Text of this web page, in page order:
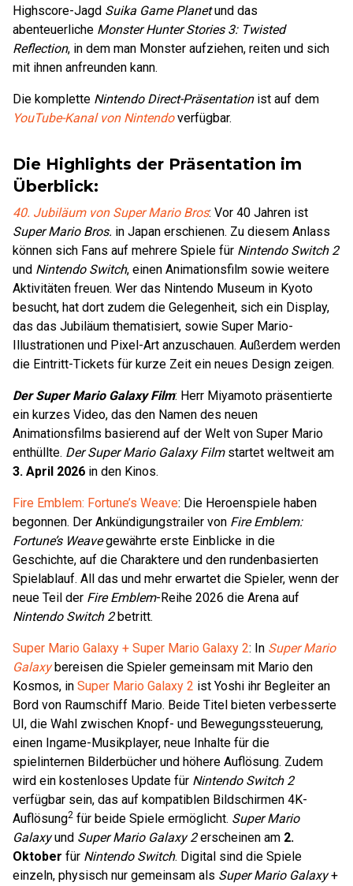
Highscore-Jagd Suika Game Planetund das
abenteuerliche Monster Hunter Stories 3: Twisted
Reflection, in dem man Monster aufziehen, reiten und sich
mit ihnen anfreunden kann.
Die komplette Nintendo Direct-Präsentationist auf dem
YouTube-Kanal von Nintendoverfügbar.
Die Highlights der Präsentation im
Überblick:
40. Jubiläum von Super Mario Bros: Vor 40 Jahren ist
Super Mario Bros. in Japan erschienen. Zu diesem Anlass
können sich Fans auf mehrere Spiele für Nintendo Switch 2
und Nintendo Switch, einen Animationsfilm sowie weitere
Aktivitäten freuen. Wer das Nintendo Museum in Kyoto
besucht, hat dort zudem die Gelegenheit, sich ein Display,
das das Jubiläum thematisiert, sowie Super Mario-
Illustrationen und Pixel-Art anzuschauen. Außerdem werden
die Eintritt-Tickets für kurze Zeit ein neues Design zeigen.
Der Super Mario Galaxy Film: Herr Miyamoto präsentierte
ein kurzes Video, das den Namen des neuen
Animationsfilms basierend auf der Welt von Super Mario
enthüllte. Der Super Mario Galaxy Filmstartet weltweit am
3. April 2026 in den Kinos.
Fire Emblem: Fortune’s Weave: Die Heroenspiele haben
begonnen. Der Ankündigungstrailer von Fire Emblem:
Fortune’s Weavegewährte erste Einblicke in die
Geschichte, auf die Charaktere und den rundenbasierten
Spielablauf. All das und mehr erwartet die Spieler, wenn der
neue Teil der Fire Emblem-Reihe 2026 die Arena auf
Nintendo Switch 2betritt.
Super Mario Galaxy + Super Mario Galaxy 2: In Super Mario
Galaxybereisen die Spieler gemeinsam mit Mario den
Kosmos, in Super Mario Galaxy 2 ist Yoshi ihr Begleiter an
Bord von Raumschiff Mario. Beide Titel bieten verbesserte
UI, die Wahl zwischen Knopf- und Bewegungssteuerung,
einen Ingame-Musikplayer, neue Inhalte für die
spielinternen Bilderbücher und höhere Auflösung. Zudem
wird ein kostenloses Update für Nintendo Switch 2
verfügbar sein, das auf kompatiblen Bildschirmen 4K-
Auflösung2 für beide Spiele ermöglicht. Super Mario
Galaxyund Super Mario Galaxy 2erscheinen am 2.
Oktober für Nintendo Switch. Digital sind die Spiele
einzeln, physisch nur gemeinsam als Super Mario Galaxy+